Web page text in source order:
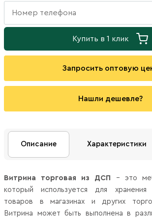
Купить в 1 клик
Запросить оптовую
Нашли дешевле?
Описание Характеристики
Витрина торговая из ДСП
- это
который используется для
товаров в магазинах и других
Витрина может быть выполнена в